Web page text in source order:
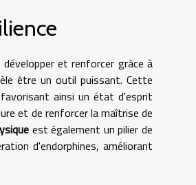
et renforcer grâce à
être un outil puissant. Cette
ainsi un état d'esprit
et de renforcer la maîtrise de
est également un pilier de
d'endorphines, améliorant